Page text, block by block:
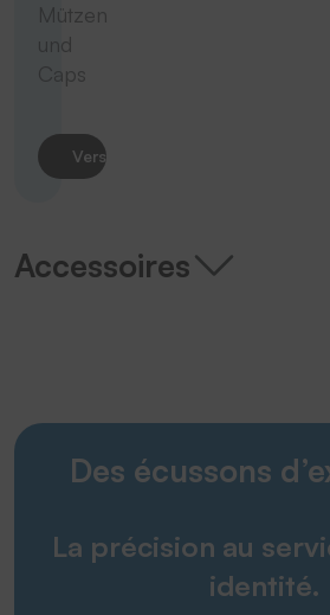
Mützen
und
Caps
Vers le produit
Accessoires
Des écussons
La précision au
identité.